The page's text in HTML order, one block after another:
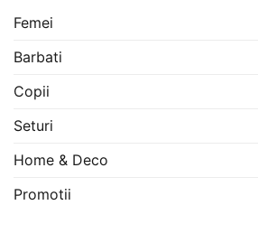
Femei
Barbati
Copii
Seturi
Home & Deco
Promotii